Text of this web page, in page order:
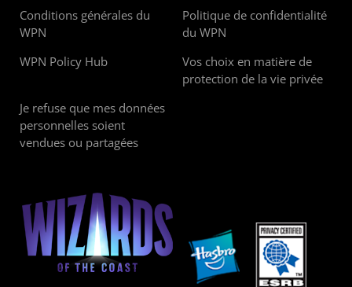
Conditions générales du
WPN
Politique de confidentialité
du WPN
WPN Policy Hub
Vos choix en matière de
protection de la vie privée
Je refuse que mes données
personnelles soient
vendues ou partagées